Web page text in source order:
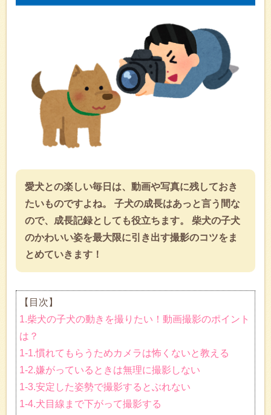
柴犬の子犬のかわいさを最
愛犬との楽しい毎日は、動画や写真に残しておき
たいものですよね。 子犬の成長はあっと言う間な
ので、成長記録としても役立ちます。 柴犬の子犬
のかわいい姿を最大限に引き出す撮影のコツをま
とめていきます！
【目次】
1.柴犬の子犬の動きを撮りたい！動画撮影のポイント
は？
1-1.慣れてもらうためカメラは怖くないと教える
1-2.嫌がっているときは無理に撮影しない
1-3.安定した姿勢で撮影するとぶれない
1-4.犬目線まで下がって撮影する